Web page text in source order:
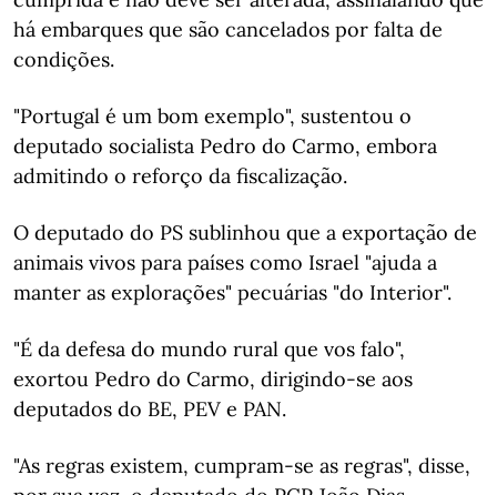
há embarques que são cancelados por falta de
condições.
"Portugal é um bom exemplo", sustentou o
deputado socialista Pedro do Carmo, embora
admitindo o reforço da fiscalização.
O deputado do PS sublinhou que a exportação de
animais vivos para países como Israel "ajuda a
manter as explorações" pecuárias "do Interior".
"É da defesa do mundo rural que vos falo",
exortou Pedro do Carmo, dirigindo-se aos
deputados do BE, PEV e PAN.
"As regras existem, cumpram-se as regras", disse,